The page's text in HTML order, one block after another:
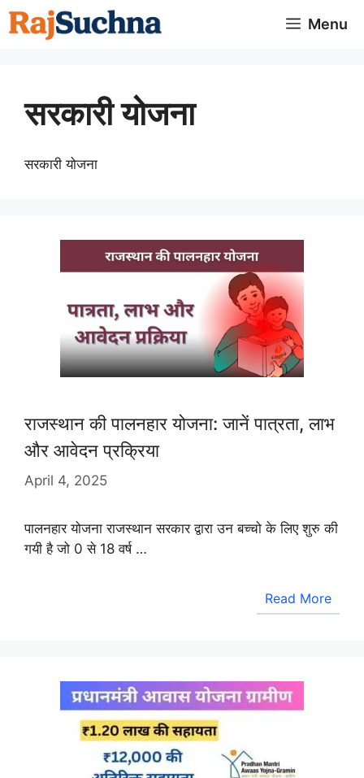
Skip
to
Menu
सरकारी योजना
सरकारी योजना
राजस्थान की पालनहार योजना: जानें पात्रता, लाभ
और आवेदन प्रक्रिया
April 4, 2025
पालनहार योजना राजस्थान सरकार द्वारा उन बच्चो के लिए शुरु की
गयी है जो 0 से 18 वर्ष …
Read More